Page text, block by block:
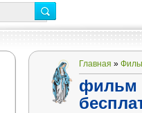
Главная »
фильм